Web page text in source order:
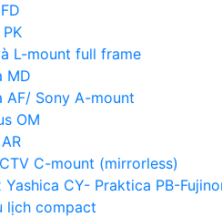
L-mount full frame
MD
AF/ Sony A-mount
OM
C-mount (mirrorless)
CY- Praktica PB-
lịch compact